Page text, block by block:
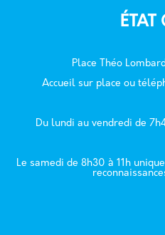
ÉTAT
Place Théo
Accueil sur place ou
Du lundi au vendredi de
Le samedi de 8h30 à 11h